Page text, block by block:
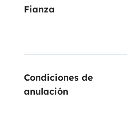
Fianza
Condiciones de
anulación